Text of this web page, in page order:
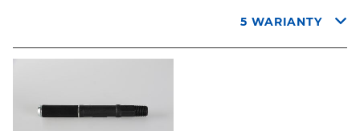
5 WARIANTY